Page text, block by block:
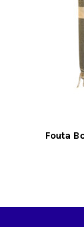
Fouta